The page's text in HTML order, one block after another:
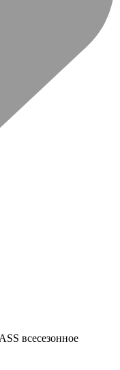
всесезонное